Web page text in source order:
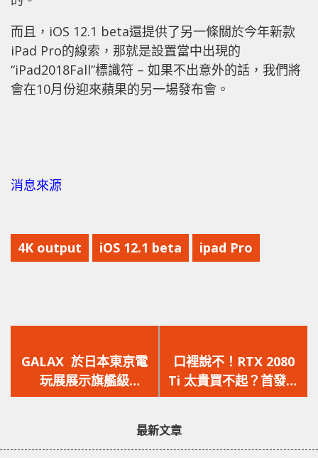
而且，iOS 12.1 beta還提供了另一條關於今年新款
iPad Pro的線索，那就是設置當中出現的
“iPad2018Fall”標識符 – 如果不出意外的話，我們將
會在10月份迎來蘋果的另一場發布會。
消息來源
4K output iOS 12.1 beta ipad Pro
一
篇
文
GALAX 於日本東京電
玩展展示旗艦級
GeForce RTX 2080 Ti
一
篇
文
口裡說不！RTX 2080
Ti 太貴買不起？首發即
被搶購一空
最新文章